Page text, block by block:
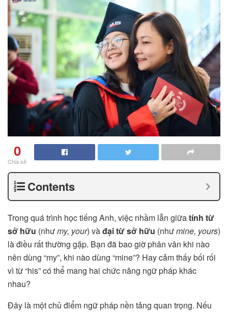
0
Chia sẻ
Contents
Trong quá trình học tiếng Anh, việc nhầm lẫn giữatính từ
sở hữu (nhưmy, your) vàđại từ sở hữu (nhưmine, yours)
là điều rất thường gặp. Bạn đã bao giờ phân vân khi nào
nên dùng “my”, khi nào dùng “mine”? Hay cảm thấy bối rối
vì từ “his” có thể mang hai chức năng ngữ pháp khác
nhau?
Đây là một chủ điểm ngữ pháp nền tảng quan trọng. Nếu